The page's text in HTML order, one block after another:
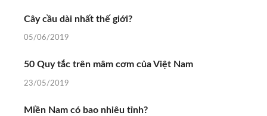
Cây cầu dài nhất thế giới?
05/06/2019
50 Quy tắc trên mâm cơm của Việt Nam
23/05/2019
Miền Nam có bao nhiêu tỉnh?